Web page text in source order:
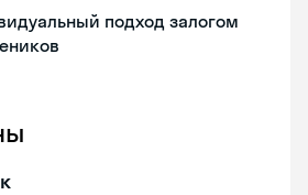
подход залогом